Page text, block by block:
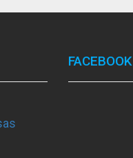
FACEBOOK